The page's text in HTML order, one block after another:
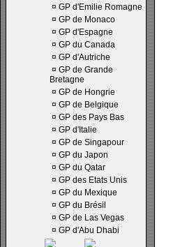
¤ GP d'Emilie Romagne
¤ GP de Monaco
¤ GP d'Espagne
¤ GP du Canada
¤ GP d'Autriche
¤ GP de Grande
Bretagne
¤ GP de Hongrie
¤ GP de Belgique
¤ GP des Pays Bas
¤ GP d'Italie
¤ GP de Singapour
¤ GP du Japon
¤ GP du Qatar
¤ GP des Etats Unis
¤ GP du Mexique
¤ GP du Brésil
¤ GP de Las Vegas
¤ GP d'Abu Dhabi